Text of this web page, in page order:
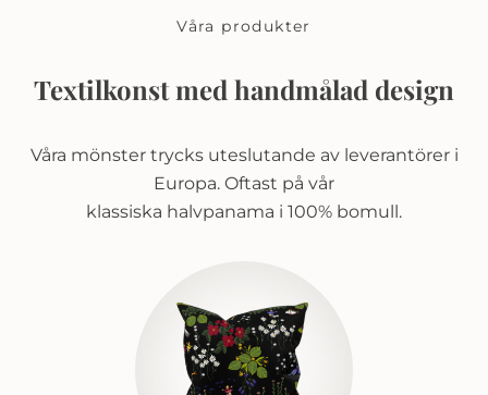
Våra produkter
Textilkonst med handmålad design
Våra mönster trycks uteslutande av leverantörer i
Europa. Oftast på vår
klassiska halvpanama i 100% bomull.